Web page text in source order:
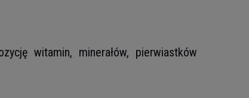
witamin, minerałów, pierwiastków